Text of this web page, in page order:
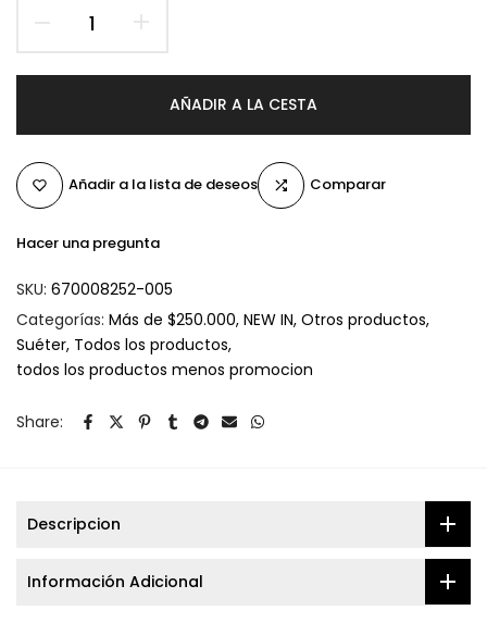
AÑADIR A LA CESTA
Añadir a la lista de deseos Comparar
Hacer una pregunta
SKU: 670008252-005
Categorías: Más de $250.000 NEW IN Otros productos
Suéter Todos los productos
todos los productos menos promocion
Share:
Descripcion
Información Adicional